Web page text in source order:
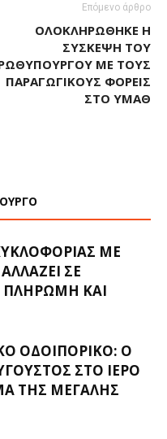
Επόμενο άρθρο
ΟΛΟΚΛΗΡΏΘΗΚΕ Η
ΣΎΣΚΕΨΗ ΤΟΥ
ΜΕ ΤΟΥΣ
ΠΑΡΑΓΩΓΙΚΟΎΣ ΦΟΡΕΊΣ
ΣΤΟ ΥΜΑΘ
ΜΕ
ΣΕ
ΠΛΗΡΩΜΉ ΚΑΙ
ΟΔΟΙΠΟΡΙΚΟ: Ο
ΣΤΟ ΙΕΡΌ
ΤΗΣ ΜΕΓΆΛΗΣ